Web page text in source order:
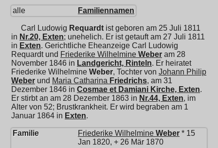
alle Familiennamen
Carl Ludowig Requardt ist geboren am 25 Juli 1811
in Nr.20, Exten; unehelich. Er ist getauft am 27 Juli 1811
in Exten. Gerichtliche Eheanzeige Carl Ludowig
Requardt und Friederike Wilhelmine Weber am 28
November 1846 in Landgericht, Rinteln. Er heiratet
Friederike Wilhelmine Weber, Tochter von Johann Philip
Weber und Maria Catharina Friedrichs, am 31
Dezember 1846 in Cosmae et Damiani Kirche, Exten.
Er stirbt an am 28 Dezember 1863 in Nr.44, Exten, im
Alter von 52; Brustkrankheit. Er wird begraben am 1
Januar 1864 in Exten.
Familie Friederike Wilhelmine Weber * 15
Jan 1820, + 26 Mär 1870